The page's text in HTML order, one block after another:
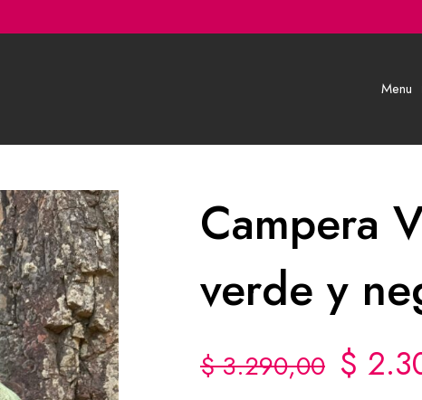
Menu
Campera
verde y
$3.290,00 $